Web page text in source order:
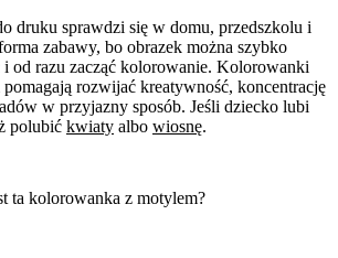
druku sprawdzi się w domu, przedszkolu i
zabawy, bo obrazek można szybko
od razu zacząć kolorowanie. Kolorowanki
rozwijać kreatywność, koncentrację
w przyjazny sposób. Jeśli dziecko lubi
polubić kwiaty albo wiosnę.
ta kolorowanka z motylem?